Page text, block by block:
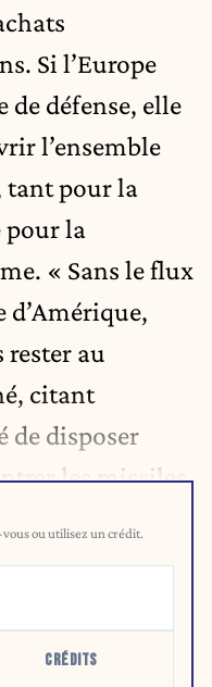
Si l’Europe
défense, elle
l’ensemble
tant pour la
pour la
« Sans le flux
rester au
citant
de disposer
les missiles.
ou utilisez un crédit.
CRÉDITS